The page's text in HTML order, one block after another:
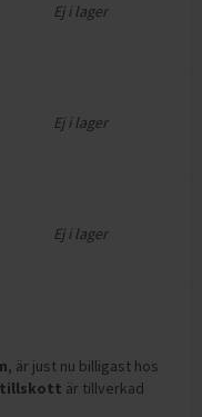
Ej i lager
Ej i lager
Ej i lager
, är just nu billigast hos
är tillverkad